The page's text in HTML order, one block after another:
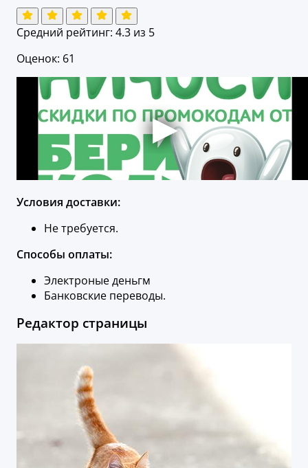
Средний рейтинг: 4.3 из 5
Оценок: 61
Условия доставки:
Не требуется.
Способы оплаты:
Электроные деньгм
Банковские переводы.
Редактор страницы